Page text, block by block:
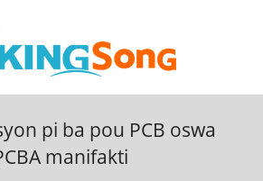
pi ba pou PCB oswa
manifakti